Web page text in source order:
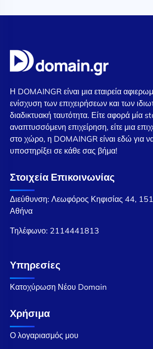
Η DOMAINGR είναι μια εταιρεία
ενίσχυση των επιχειρήσεων και των
διαδικτυακή ταυτότητα. Είτε αφορά μία
αναπτυσσόμενη επιχείρηση, είτε μια
στο χώρο, η DOMAINGR είναι εδώ για
υποστηρίξει σε κάθε σας βήμα!
Στοιχεία Επικοινωνίας
Διεύθυνση: Λεωφόρος Κηφισίας 44,
Αθήνα
Τηλέφωνο: 2114441813
Υπηρεσίες
Κατοχύρωση Νέου Domain
Χρήσιμα
Ο λογαριασμός μου